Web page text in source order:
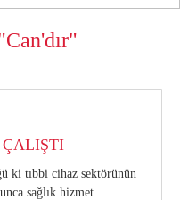
ÇALIŞTI
ki tıbbi cihaz sektörünün
sağlık hizmet